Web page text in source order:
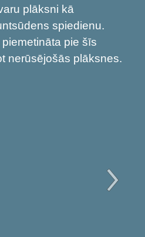
plāksni kā
spiedienu.
pie šīs
nerūsējošās plāksnes.